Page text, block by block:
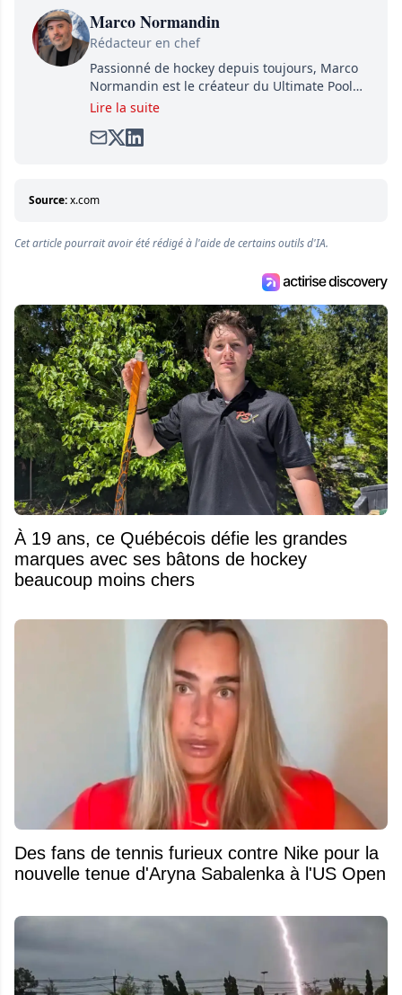
Marco Normandin
Rédacteur en chef
Passionné de hockey depuis toujours, Marco
Normandin est le créateur du Ultimate Pool
Preview, une référence mondiale en guide de
satirique de hockey, Définitivement, Pierre.
entourant la LNH et en faire bénéficier les
Lire la suite
Source:x.com
Cet article pourrait avoir été rédigé à l'aide de certains outils d'IA.
À 19 ans, ce Québécois défie les grandes
marques avec ses bâtons de hockey
beaucoup moins chers
Des fans de tennis furieux contre Nike pour la
nouvelle tenue d'Aryna Sabalenka à l'US Open